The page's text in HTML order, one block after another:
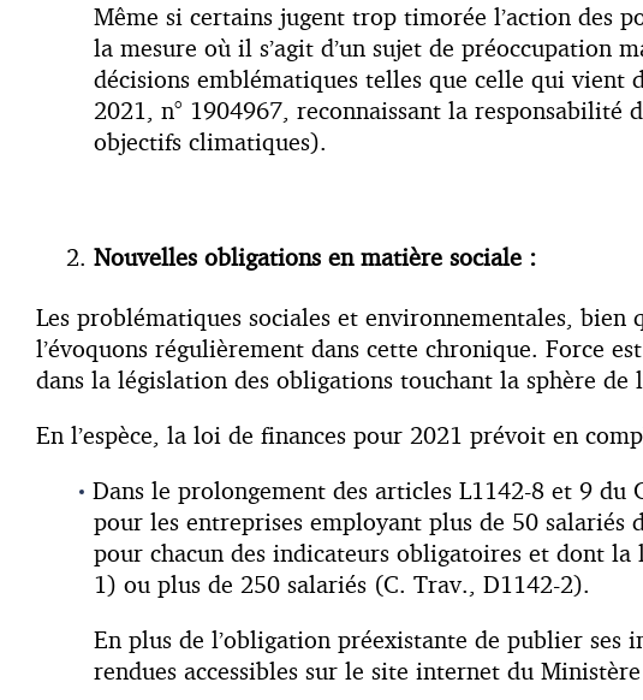
Même si certains jugent trop timorée l’action des
la mesure où il s’agit d’un sujet de préoccupation
décisions emblématiques telles que celle qui vient
2021, n° 1904967, reconnaissant la responsabilité
objectifs climatiques).
Nouvelles obligations en matière sociale :
Les problématiques sociales et environnementales,
l’évoquons régulièrement dans cette chronique. Force
dans la législation des obligations touchant la sphère de
En l’espèce, la loi de finances pour 2021 prévoit en
Dans le prolongement des articles L1142-8 et 9 du
pour les entreprises employant plus de 50
pour chacun des indicateurs obligatoires et dont
1) ou plus de 250 salariés (C. Trav., D1142-2).
En plus de l’obligation préexistante de publier
rendues accessibles sur le site internet du